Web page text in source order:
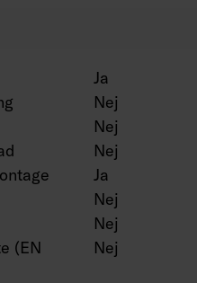
Ja
Nej
Nej
Nej
Ja
Nej
Nej
(EN
Nej